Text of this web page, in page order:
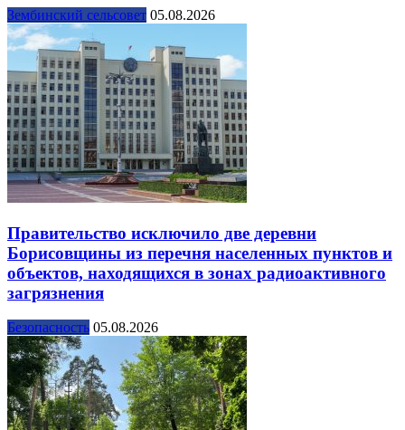
Зембинский сельсовет 05.08.2026
Правительство исключило две деревни
Борисовщины из перечня населенных пунктов и
объектов, находящихся в зонах радиоактивного
загрязнения
Безопасность 05.08.2026